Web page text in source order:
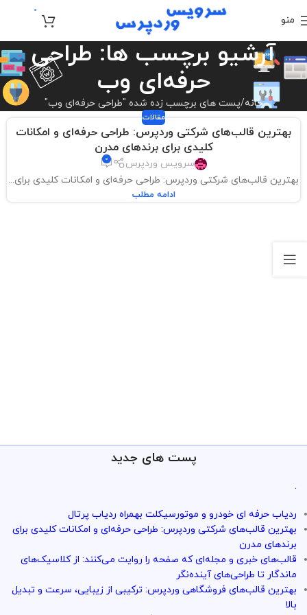
منو
0
آرشیو برچسب ها: طراحی
حرفه‌ای وب
خانه پست های برچسب زده شده "طراحی حرفه‌ای وب"
مقالات
بهترین قالب‌های شرکتی وردپرس: طراحی حرفه‌ای و امکانات
کلیدی برای برندهای مدرن
سرویس وردپرس 0
بهترین قالب‌های شرکتی وردپرس: طراحی حرفه‌ای و امکانات کلیدی برای...
ادامه مطلب
پست های جدید
.
ردیاب حرفه ای خودرو و موتورسیکلت بهمراه ردیاب پرتال
بهترین قالب‌های شرکتی وردپرس: طراحی حرفه‌ای و امکانات کلیدی برای
برندهای مدرن
قالب‌های خبری و مجله‌ای که صفحه را روایت می‌کنند: از کلاسیک‌های
ماندگار تا طراحی‌های آینده‌نگر
بهترین قالب‌های فروشگاهی وردپرس: ترکیبی از زیبایی، سرعت و تبدیل
بالا